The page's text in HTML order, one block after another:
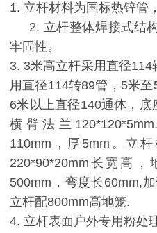
1. 立杆材料为国标热锌管
2. 立杆整体焊接式结
牢固性。
3. 3米高立杆采用直径
用直径114转89管，5米
6米以上直径140通体，底
横臂法兰
110mm，厚5mm。立
220*90*20mm长宽高
500mm，弯度长60mm,
立杆配800mm高地笼.
4. 立杆表面户外专用粉处